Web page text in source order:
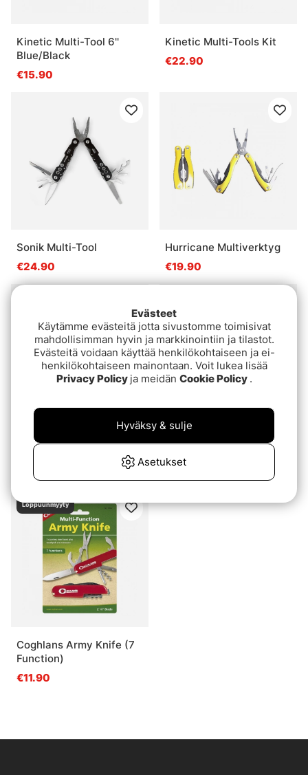
Kinetic Multi-Tool 6''
Blue/Black
€15.90
Kinetic Multi-Tools Kit
€22.90
Sonik Multi-Tool
€24.90
Hurricane Multiverktyg
€19.90
Konger Cutlery Folding
Set - Big
€10.90
Konger Cutlery Folding
Loppuunmyyty
Coghlans Army Knife (7
Function)
€11.90
Evästeet
Käytämme evästeitä jotta sivustomme toimisivat
mahdollisimman hyvin ja markkinointiin ja tilastot.
Evästeitä voidaan käyttää henkilökohtaiseen ja ei-
henkilökohtaiseen mainontaan. Voit lukea lisää
Privacy Policy ja meidän Cookie Policy .
Asetukset
Hyväksy & sulje